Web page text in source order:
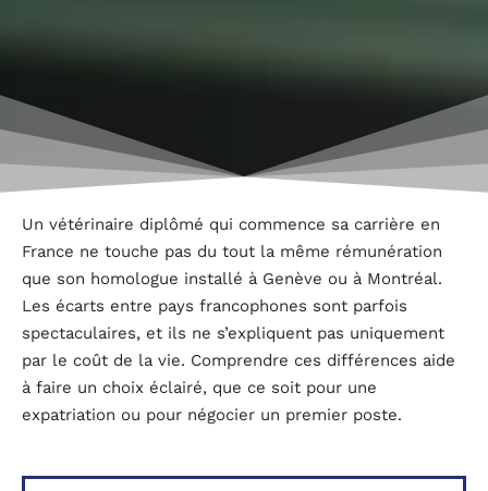
Un vétérinaire diplômé qui commence sa carrière en
France ne touche pas du tout la même rémunération
que son homologue installé à Genève ou à Montréal.
Les écarts entre pays francophones sont parfois
spectaculaires, et ils ne s’expliquent pas uniquement
par le coût de la vie. Comprendre ces différences aide
à faire un choix éclairé, que ce soit pour une
expatriation ou pour négocier un premier poste.